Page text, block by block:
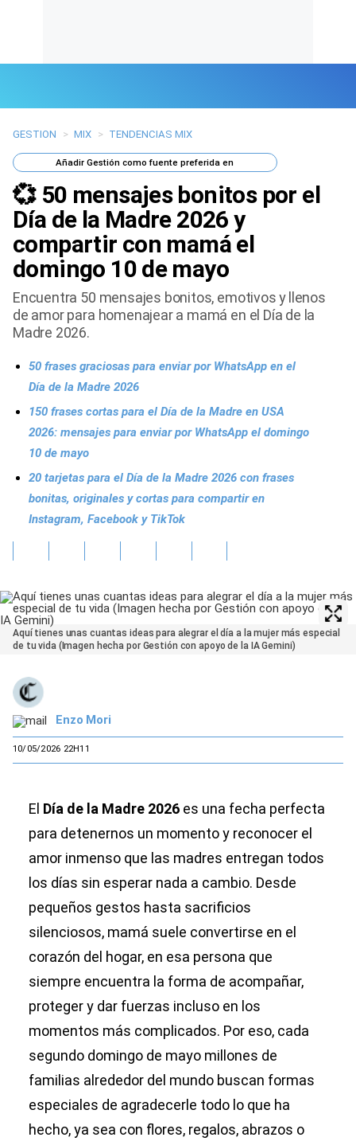
Últimas Noticias
Mi Bolsillo
Respuestas
Gente
Tendencias Mix
GESTION > MIX > TENDENCIAS MIX
AñadirGestión como fuente preferida en
💞 50 mensajes bonitos por el
Día de la Madre 2026 y
compartir con mamá el
domingo 10 de mayo
Encuentra 50 mensajes bonitos, emotivos y llenos
de amor para homenajear a mamá en el Día de la
Madre 2026.
50 frases graciosas para enviar por WhatsApp en el
Día de la Madre 2026
150 frases cortas para el Día de la Madre en USA
2026: mensajes para enviar por WhatsApp el domingo
10 de mayo
20 tarjetas para el Día de la Madre 2026 con frases
bonitas, originales y cortas para compartir en
Instagram, Facebook y TikTok
Aquí tienes unas cuantas ideas para alegrar el día a la mujer más especial
de tu vida (Imagen hecha por Gestión con apoyo de la IA Gemini)
Enzo Mori
10/05/2026 22H11
El Día de la Madre 2026 es una fecha perfecta
para detenernos un momento y reconocer el
amor inmenso que las madres entregan todos
los días sin esperar nada a cambio. Desde
pequeños gestos hasta sacrificios
silenciosos, mamá suele convertirse en el
corazón del hogar, en esa persona que
siempre encuentra la forma de acompañar,
proteger y dar fuerzas incluso en los
momentos más complicados. Por eso, cada
segundo domingo de mayo millones de
familias alrededor del mundo buscan formas
especiales de agradecerle todo lo que ha
hecho, ya sea con flores, regalos, abrazos o